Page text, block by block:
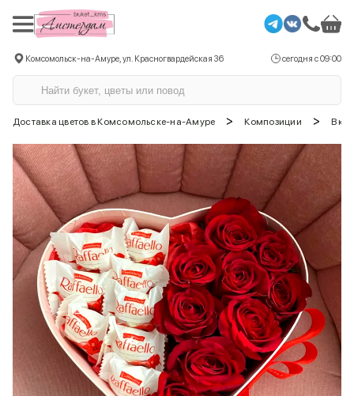
Комсомольск-на-Амуре, ул. Красногвардейская 36 сегодня с 09:00
Доставка цветов в Комсомольске-на-Амуре > Композиции > В